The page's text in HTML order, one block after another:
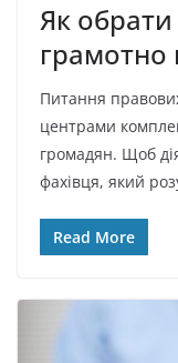
Як
грамотно
Питання
центрами
громадян. Щоб
фахівця, який
Read More